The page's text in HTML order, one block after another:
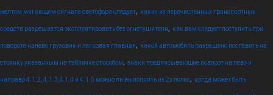
желтом мигающем сигнале светофора следует, какие из перечисленных транспортных
средств разрешается эксплуатировать без огнетушителя, как вам следует поступить при
повороте налево грузовик и легковая главная, какой автомобиль разрешено поставить на
стоянку указанным на табличке способом, знаки предписывающие поворот на лево и
направо 4.1.2, 4.1.3,4.1.4 и 4.1.5 можно ли выполнять из 2х полос, когда может быть